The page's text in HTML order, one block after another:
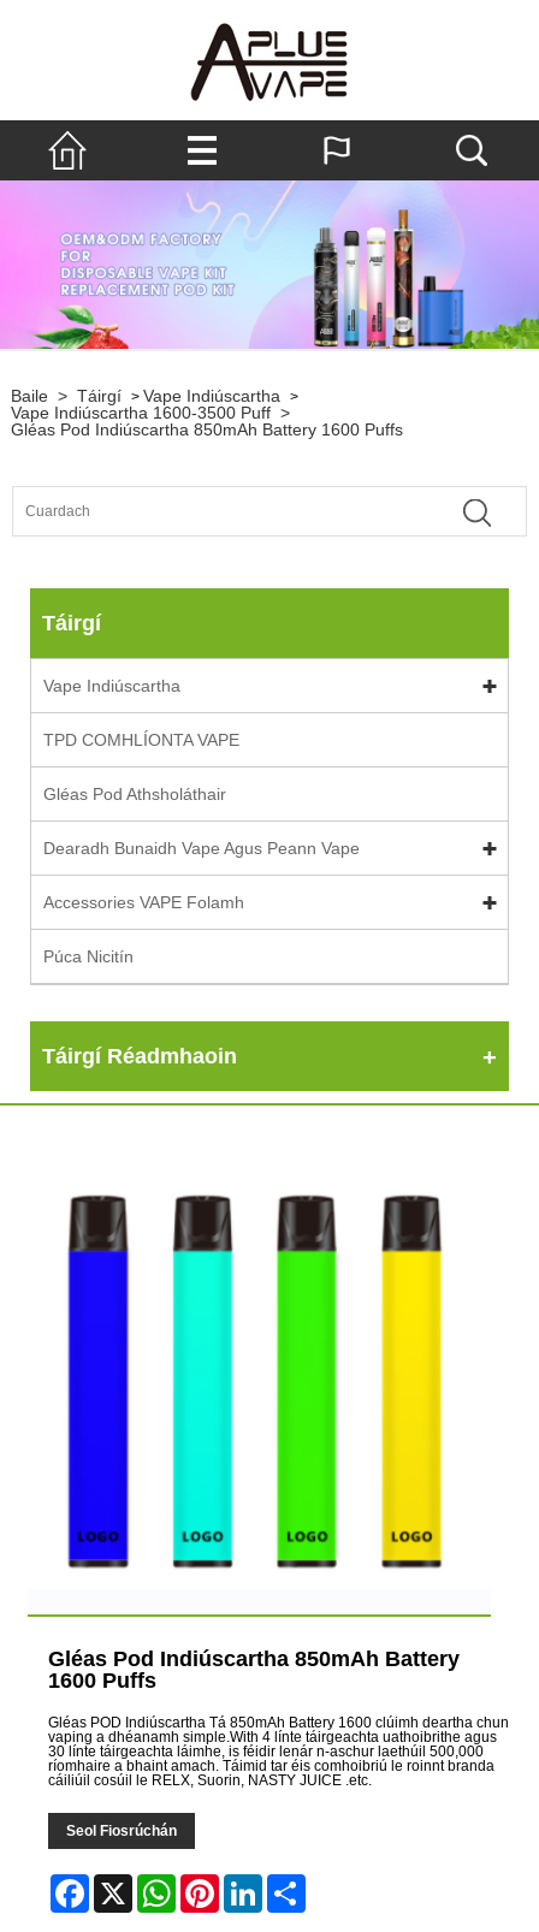
Baile > Táirgí > Vape Indiúscartha >
Vape Indiúscartha 1600-3500 Puff >
Gléas Pod Indiúscartha 850mAh Battery 1600 Puffs
Táirgí
Vape Indiúscartha
TPD COMHLÍONTA VAPE
Gléas Pod Athsholáthair
Dearadh Bunaidh Vape Agus Peann Vape
Accessories VAPE Folamh
Púca Nicitín
Táirgí Réadmhaoin
Gléas Pod Indiúscartha 850mAh Battery
1600 Puffs
Gléas POD Indiúscartha Tá 850mAh Battery 1600 clúimh deartha chun
vaping a dhéanamh simple.With 4 línte táirgeachta uathoibrithe agus
30 línte táirgeachta láimhe, is féidir lenár n-aschur laethúil 500,000
ríomhaire a bhaint amach. Táimid tar éis comhoibriú le roinnt branda
cáiliúil cosúil le RELX, Suorin, NASTY JUICE .etc.
Seol Fiosrúchán
Facebook WhatsAppPinterestLinkedIn